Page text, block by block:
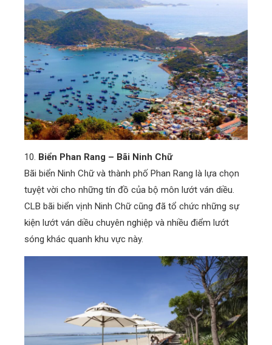
10. Biển Phan Rang – Bãi Ninh Chữ
Bãi biển Ninh Chữ và thành phố Phan Rang là lựa chọn
tuyệt vời cho những tín đồ của bộ môn lướt ván diều.
CLB bãi biển vịnh Ninh Chữ cũng đã tổ chức những sự
kiện lướt ván diều chuyên nghiệp và nhiều điểm lướt
sóng khác quanh khu vực này.